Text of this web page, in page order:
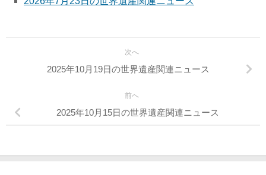
次へ
2025年10月19日の世界遺産関連ニュース
前へ
2025年10月15日の世界遺産関連ニュース